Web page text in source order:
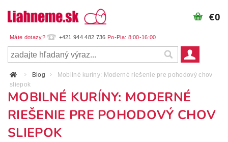
+421 944 482 736
€0
Blog
Mobilné kuríny: Moderné riešenie pre pohodový chov
sliepok
MOBILNÉ KURÍNY: MODERNÉ
RIEŠENIE PRE POHODOVÝ CHOV
SLIEPOK